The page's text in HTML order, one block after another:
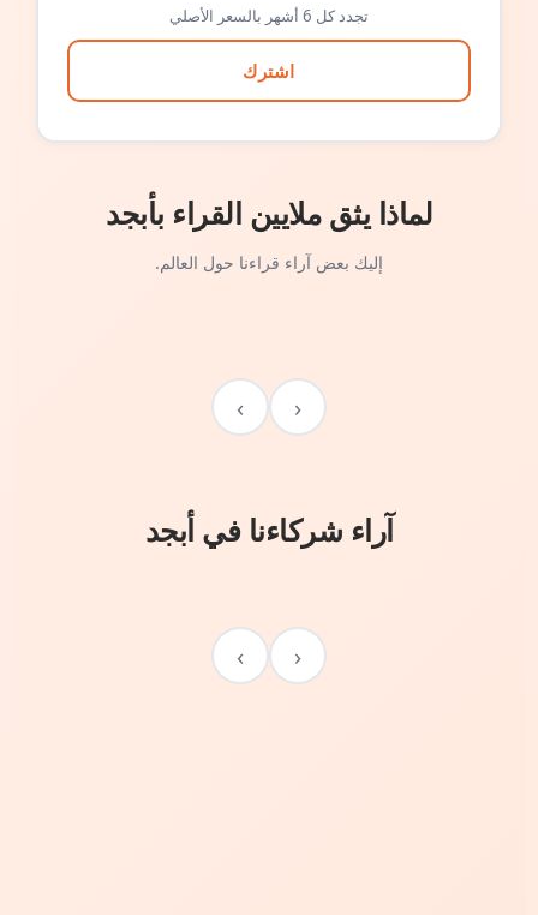
تجدد كل 6 أشهر بالسعر الأصلي
اشترك
لماذا يثق ملايين القراء بأبجد
إليك بعض آراء قراءنا حول العالم.
‹
›
آراء شركاءنا في أبجد
‹
›